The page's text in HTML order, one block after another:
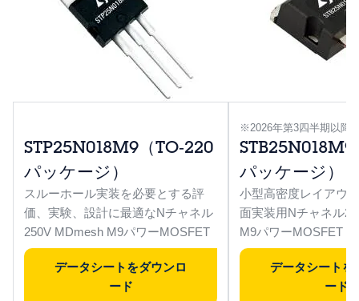
STP25N018M9（TO‑220
パッケージ）
スルーホール実装を必要とする評
価、実験、設計に最適なNチャネル
250V MDmesh M9パワーMOSFET
データシートをダウンロ
ード
※2026年第3四半期以降
STB25N018M9
パッケージ）
小型高密度レイアウ
面実装用Nチャネル
M9パワーMOSFET
データシートを
ード